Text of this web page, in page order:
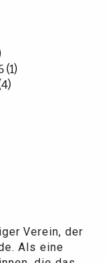
(1)
Verein, der
Als eine